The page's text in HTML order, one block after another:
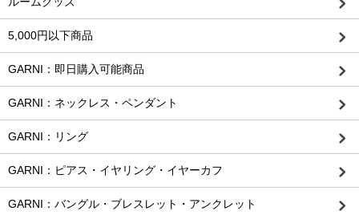
5,000円以下商品
GARNI：即日購入可能商品
GARNI：ネックレス・ペンダント
GARNI：リング
GARNI：ピアス・イヤリング・イヤーカフ
GARNI：バングル・ブレスレット・アンクレット